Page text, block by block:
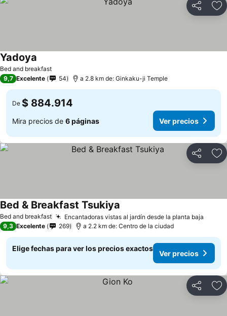
Compartir
Bed and breakfast
Yadoya
9,7 Excelente 54 a 2.8 km de: Ginkaku-ji Temple
De $ 884.914
Mira precios de 6 páginas Ver precios
Compartir
Bed and breakfast Encantadoras vistas al jardín desde la planta baja
Bed & Breakfast Tsukiya
9,3 Excelente 269 a 2.2 km de: Centro de la ciudad
Elige fechas para ver los precios exactos
Ver precios
Compartir